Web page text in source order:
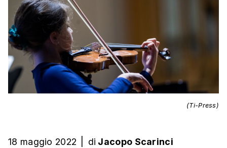
(Ti-Press)
18 maggio 2022 di Jacopo Scarinci